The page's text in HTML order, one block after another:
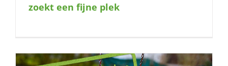
zoekt een fijne plek